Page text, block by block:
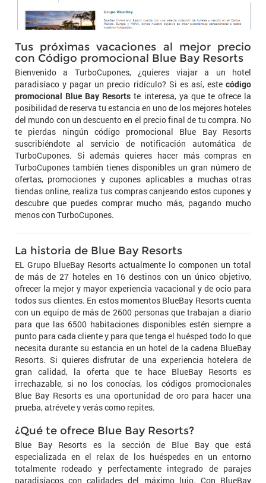
Tus próximas vacaciones al mejor precio
con Código promocional Blue Bay Resorts
Bienvenido a TurboCupones, ¿quieres viajar a un hotel
paradisíaco y pagar un precio ridículo? Si es así, este código
promocional Blue Bay Resorts te interesa, ya que te ofrece la
posibilidad de reserva tu estancia en uno de los mejores hoteles
del mundo con un descuento en el precio final de tu compra. No
te pierdas ningún código promocional Blue Bay Resorts
suscribiéndote al servicio de notificación automática de
TurboCupones. Si además quieres hacer más compras en
TurboCupones también tienes disponibles un gran número de
ofertas, promociones y cupones aplicables a muchas otras
tiendas online, realiza tus compras canjeando estos cupones y
descubre que puedes comprar mucho más, pagando mucho
menos con TurboCupones.
La historia de Blue Bay Resorts
EL Grupo BlueBay Resorts actualmente lo componen un total
de más de 27 hoteles en 16 destinos con un único objetivo,
ofrecer la mejor y mayor experiencia vacacional y de ocio para
todos sus clientes. En estos momentos BlueBay Resorts cuenta
con un equipo de más de 2600 personas que trabajan a diario
para que las 6500 habitaciones disponibles estén siempre a
punto para cada cliente y para que tenga el huésped todo lo que
necesita durante su estancia en un hotel de la cadena BlueBay
Resorts. Si quieres disfrutar de una experiencia hotelera de
gran calidad, la oferta que te hace BlueBay Resorts es
irrechazable, si no los conocías, los códigos promocionales
Blue Bay Resorts es una oportunidad de oro para hacer una
prueba, atrévete y verás como repites.
¿Qué te ofrece Blue Bay Resorts?
Blue Bay Resorts es la sección de Blue Bay que está
especializada en el relax de los huéspedes en un entorno
totalmente rodeado y perfectamente integrado de parajes
paradisíacos con calidades del máximo lujo. Con BlueBay